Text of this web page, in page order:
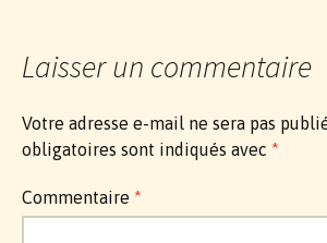
Laisser un commentaire
Votre adresse e-mail ne sera pas
obligatoires sont indiqués avec *
Commentaire *